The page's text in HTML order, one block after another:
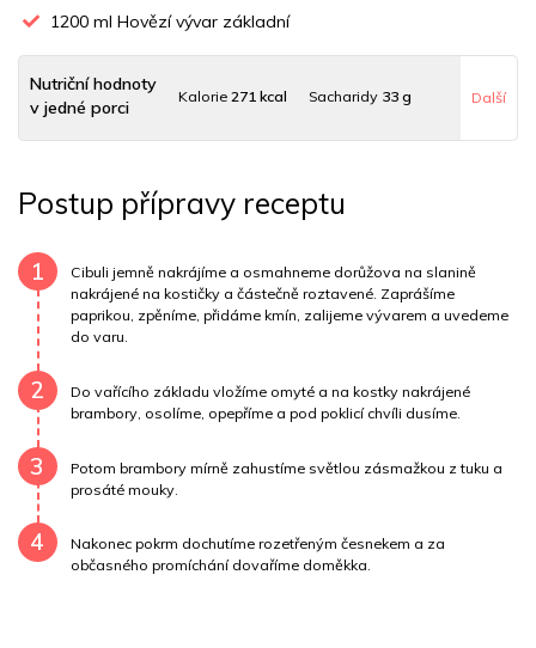
1200 ml Hovězí vývar základní
Nutriční hodnoty
v jedné porci
Kalorie 271 kcal Sacharidy 33 g
Uhlovodany28 g Cholesterol13.9 mg
Draslík 940.8 mg Vláknina 11757 mg
Vitamín A 11757 mg Vitamín B60.6 mg
Vitamín E0.5 mg Vápník0 mg Železo6.8 mg
Další
Postup přípravy receptu
1
Cibuli jemně nakrájíme a osmahneme dorůžova na slanině
nakrájené na kostičky a částečně roztavené. Zaprášíme
paprikou, zpěníme, přidáme kmín, zalijeme vývarem a uvedeme
do varu.
2
Do vařícího základu vložíme omyté a na kostky nakrájené
brambory, osolíme, opepříme a pod poklicí chvíli dusíme.
3
Potom brambory mírně zahustíme světlou zásmažkou z tuku a
prosáté mouky.
4
Nakonec pokrm dochutíme rozetřeným česnekem a za
občasného promíchání dovaříme doměkka.